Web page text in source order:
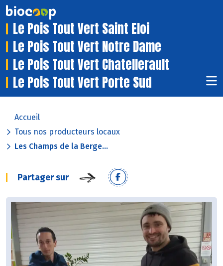
Le Pois Tout Vert Saint Eloi
Le Pois Tout Vert Notre Dame
Le Pois Tout Vert Chatellerault
Le Pois Tout Vert Porte Sud
Accueil
Tous nos producteurs locaux
Les Champs de la Berge...
Partager sur